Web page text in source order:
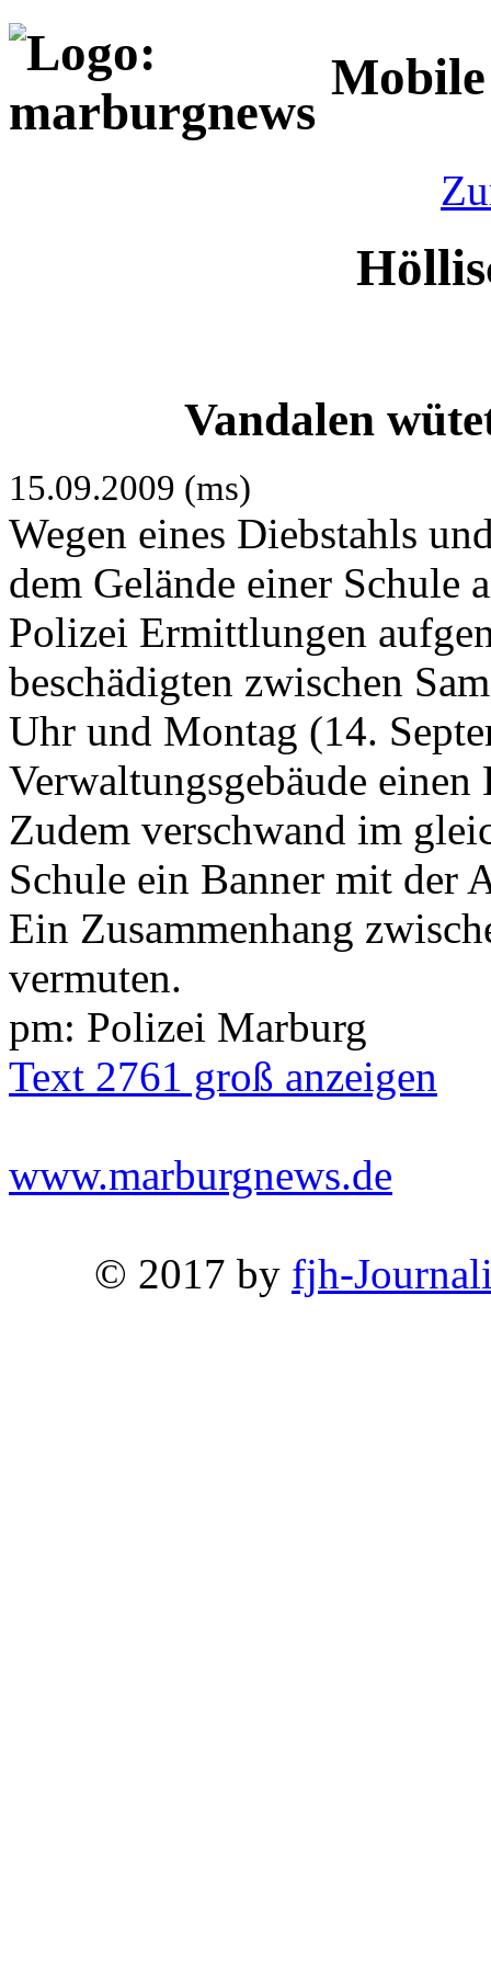
Vandalen
15.09.2009 (ms)
Wegen eines Diebstahls
dem Gelände einer Schule
Polizei Ermittlungen
beschädigten zwischen
Uhr und Montag (14.
Verwaltungsgebäude
Zudem verschwand im
Schule ein Banner mit der
Ein Zusammenhang
vermuten.
pm: Polizei Marburg
Text 2761 groß anzeigen
www.marburgnews.de
© 2017 by fjh-